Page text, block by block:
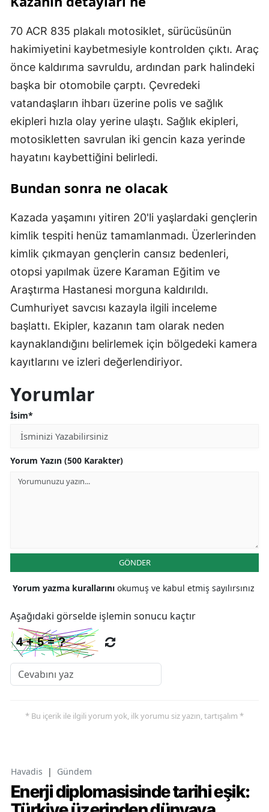
70 ACR 835 plakalı motosiklet, sürücüsünün
hakimiyetini kaybetmesiyle kontrolden çıktı. Araç
önce kaldırıma savruldu, ardından park halindeki
başka bir otomobile çarptı. Çevredeki
vatandaşların ihbarı üzerine polis ve sağlık
ekipleri hızla olay yerine ulaştı. Sağlık ekipleri,
motosikletten savrulan iki gencin kaza yerinde
hayatını kaybettiğini belirledi.
Bundan sonra ne olacak
Kazada yaşamını yitiren 20'li yaşlardaki gençlerin
kimlik tespiti henüz tamamlanmadı. Üzerlerinden
kimlik çıkmayan gençlerin cansız bedenleri,
otopsi yapılmak üzere Karaman Eğitim ve
Araştırma Hastanesi morguna kaldırıldı.
Cumhuriyet savcısı kazayla ilgili inceleme
başlattı. Ekipler, kazanın tam olarak neden
kaynaklandığını belirlemek için bölgedeki kamera
kayıtlarını ve izleri değerlendiriyor.
Yorumlar
İsim*
Yorum Yazın (500 Karakter)
GÖNDER
Yorum yazma kurallarını okumuş ve kabul etmiş sayılırsınız
Aşağıdaki görselde işlemin sonucu kaçtır
* Bu içerik ile ilgili yorum yok, ilk yorumu siz yazın, tartışalım *
Havadis | Gündem
Enerji diplomasisinde tarihi eşik: